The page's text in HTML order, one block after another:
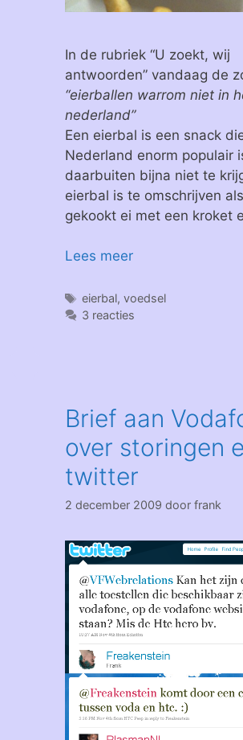
In de rubriek “U zoekt, wij
antwoorden” vandaag de
“eierballen warrom niet in
nederland”
Een eierbal is een snack
Nederland enorm populair
daarbuiten bijna niet te
eierbal is te omschrijven
gekookt ei met een kroket
Lees meer
Tags
eierbal,voedsel
3 reacties
Brief aan
over storingen
twitter
2 december 2009 door frank